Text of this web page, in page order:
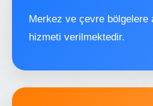
Merkez ve çevre bölgelere
hizmeti verilmektedir.